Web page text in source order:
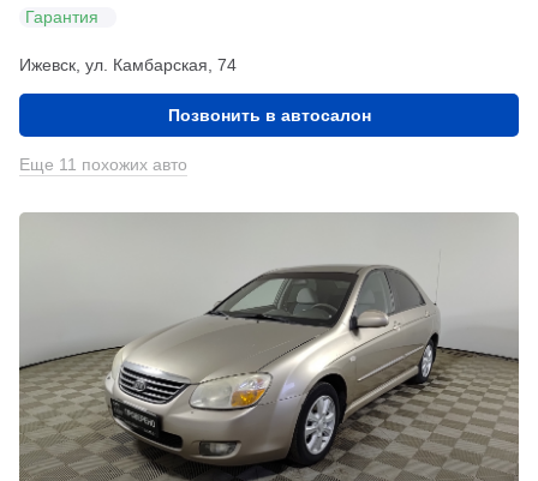
Гарантия
Ижевск, ул. Камбарская, 74
Позвонить в автосалон
Еще 11 похожих авто